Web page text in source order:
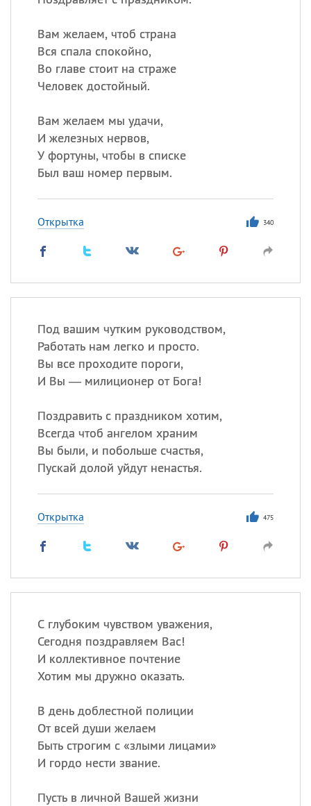
Вам желаем, чтоб страна
Вся спала спокойно,
Во главе стоит на страже
Человек достойный.
Вам желаем мы удачи,
И железных нервов,
У фортуны, чтобы в списке
Был ваш номер первым.
Открытка 340
Под вашим чутким руководством,
Работать нам легко и просто.
Вы все проходите пороги,
И Вы — милиционер от Бога!
Поздравить с праздником хотим,
Всегда чтоб ангелом храним
Вы были, и побольше счастья,
Пускай долой уйдут ненастья.
Открытка 475
С глубоким чувством уважения,
Сегодня поздравляем Вас!
И коллективное почтение
Хотим мы дружно оказать.
В день доблестной полиции
От всей души желаем
Быть строгим с «злыми лицами»
И гордо нести звание.
Пусть в личной Вашей жизни